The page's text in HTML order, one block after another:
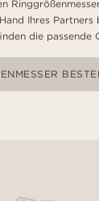
Ihres Partners
die passende